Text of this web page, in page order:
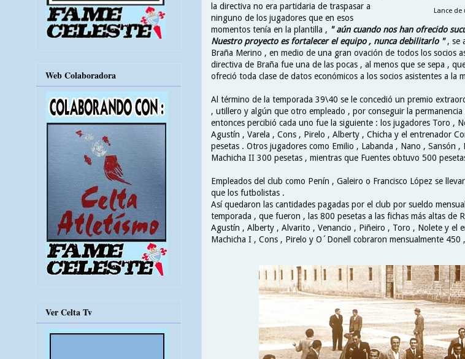
Lance de
la directiva no era partidaria de traspasar a
ninguno de los jugadores que en esos
momentos tenía en la plantilla , " aún cuando nos han ofrecido
Nuestro proyecto es fortalecer el equipo , nunca debilitarlo ", se
Braña Merino , en medio de una gran ovación de todos los socios
directiva de Braña fue una de las pocas , al menos que se sepa ,
ofreció toda clase de datos económicos a los socios asistentes a la
Al término de la temporada 39\40 se le concedió un premio
, utillero y algún que otro empleado , por conseguir la
entonces percibió cada uno fue la siguiente : los jugadores Toro ,
Agustín , Varela , Cons , Pirelo , Alberty , Chicha y el entrenador
pesetas . Otros jugadores como Emilio , Labanda , Nano , Sansón
Machicha II 300 pesetas , mientras que Fuentes obtuvo 500
Empleados del club como Penín , Galeiro o Francisco López se
que los futbolistas .
Así quedaron las cantidades pagadas por el club por sueldo
temporada , que fueron , las 800 pesetas a las fichas más altas de
Agustín , Alberty , Alvarito , Venancio , Piñeiro , Toro , Nolete y el
Machicha I , Cons , Pirelo y O´Donell cobraron mensualmente
Web Colaboradora
Ver Celta Tv